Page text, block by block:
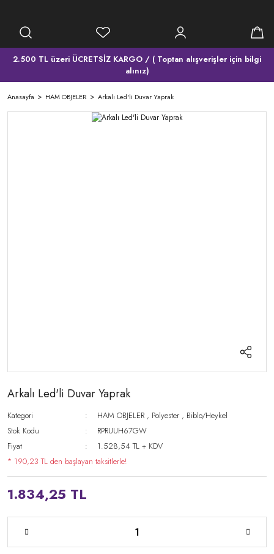
2.500 TL üzeri ÜCRETSİZ KARGO / ( Toptan alışverişler için bilgi
alınız)
Anasayfa HAM OBJELER Arkalı Led'li Duvar Yaprak
Arkalı Led'li Duvar Yaprak
Kategori HAM OBJELER , Polyester , Biblo/Heykel
Stok Kodu
RPRUUH67GW
Fiyat
1.528,54 TL + KDV
* 190,23 TL den başlayan taksitlerle!
1.834,25 TL